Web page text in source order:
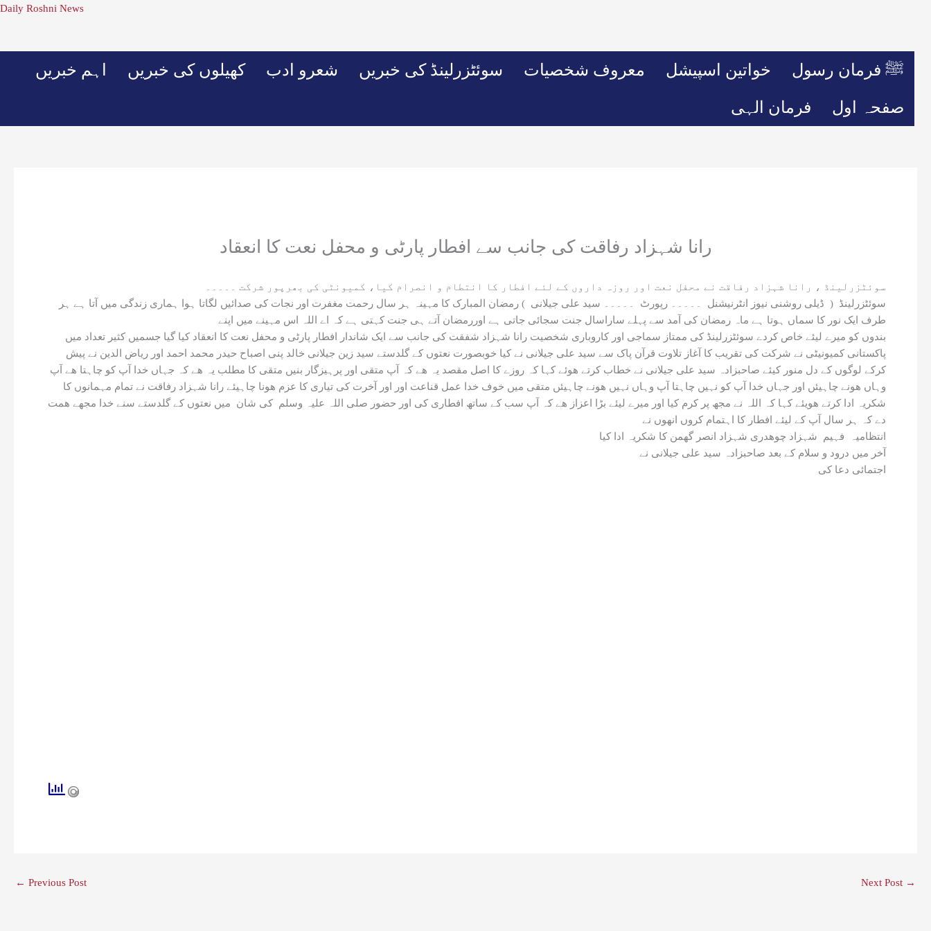
Skip
Daily Roshni News
اہم خبریں کھیلوں کی خبریں شعرو ادب سوئٹزرلینڈ کی خبریں معروف شخصیات خواتین اسپیشل ﷺ فرمان رسول
فرمان الہی صفحہ اول
رانا شہزاد رفاقت کی جانب سے افطار پارٹی و محفل نعت کا انعقاد
سوئٹزرلینڈ ، رانا شہزاد رفاقت نے محفل نعت اور روزہ داروں کے لئے افطار کا انتطام و انصرام کیا، کمیونٹی کی بھرپور شرکت ۔۔۔۔۔
سوئٹزرلینڈ ( ڈیلی روشنی نیوز انٹرنیشنل ۔۔۔۔۔ رپورٹ ۔۔۔۔۔ سید علی جیلانی ) رمضان المبارک کا مہینہ ہر سال رحمت مغفرت اور نجات کی صدائیں لگاتا ہوا ہماری زندگی میں آتا ہے ہر
طرف ایک نور کا سماں ہوتا ہے ماہ رمضان کی آمد سے پہلے ساراسال جنت سجائی جاتی ہے اوررمضان آتے ہی جنت کہتی ہے کہ اے اللہ اس مہینے میں اپنے
بندوں کو میرے لیئے خاص کردے سوئٹزرلینڈ کی ممتاز سماجی اور کاروباری شخصیت رانا شہزاد شفقت کی جانب سے ایک شاندار افطار پارٹی و محفل نعت کا انعقاد کیا گیا جسمیں کثیر تعداد میں
پاکستانی کمیونیٹی نے شرکت کی تقریب کا آغاز تلاوت قرآن پاک سے سید علی جیلانی نے کیا خوبصورت نعتوں کے گلدستے سید زین جیلانی خالد پنی اصباح حیدر محمد احمد اور ریاض الدین نے پیش
کرکے لوگوں کے دل منور کیئے صاحبزادہ سید علی جیلانی نے خطاب کرتے ھوئے کہا کہ روزے کا اصل مقصد یہ ھے کہ آپ متقی اور پرہیزگار بنیں متقی کا مطلب یہ ھے کہ جہاں خدا آپ کو چاہتا ھے آپ
وہاں ھونے چاہیئں اور جہاں خدا آپ کو نہیں چاہتا آپ وہاں نہیں ھونے چاہیئں متقی میں خوف خدا عمل قناعت اور اور آخرت کی تیاری کا عزم ھونا چاہیئے رانا شہزاد رفاقت نے تمام مہمانوں کا
شکریہ ادا کرتے ھویئے کہا کہ اللہ نے مجھ پر کرم کیا اور میرے لیئے بڑا اعزاز ھے کہ آپ سب کے ساتھ افطاری کی اور حضور صلی اللہ علیہ وسلم کی شان میں نعتوں کے گلدستے سنے خدا مجھے ھمت
دے کہ ہر سال آپ کے لیئے افطار کا اہتمام کروں انھوں نے
انتظامیہ فہیم شہزاد چوھدری شہزاد انصر گھمن کا شکریہ ادا کیا
آخر میں درود و سلام کے بعد صاحبزادہ سید علی جیلانی نے
اجتمائی دعا کی
← Previous Post Next Post →